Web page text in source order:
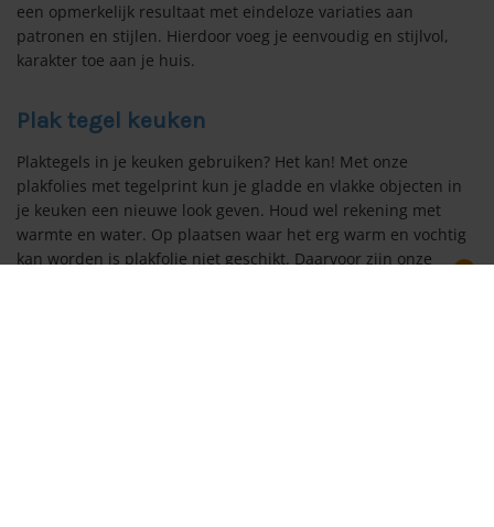
een opmerkelijk resultaat met eindeloze variaties aan
patronen en stijlen. Hierdoor voeg je eenvoudig en stijlvol,
karakter toe aan je huis.
Plak tegel keuken
Plaktegels in je keuken gebruiken? Het kan! Met onze
plakfolies met tegelprint kun je gladde en vlakke objecten in
je keuken een nieuwe look geven. Houd wel rekening met
warmte en water. Op plaatsen waar het erg warm en vochtig
kan worden is plakfolie niet geschikt. Daarvoor zijn onze
0